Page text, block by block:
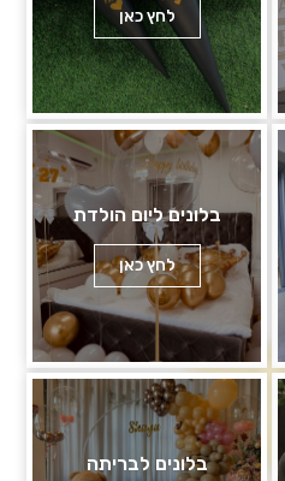
לחץ כאן
בלונים ליום הולדת
לחץ כאן
בלונים לבריתה